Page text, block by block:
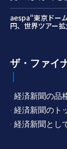
aespa“東京ドー
円、世界ツアー
ザ・ファイ
· 経済新聞の品
· 経済新聞のト
· 経済新聞とし